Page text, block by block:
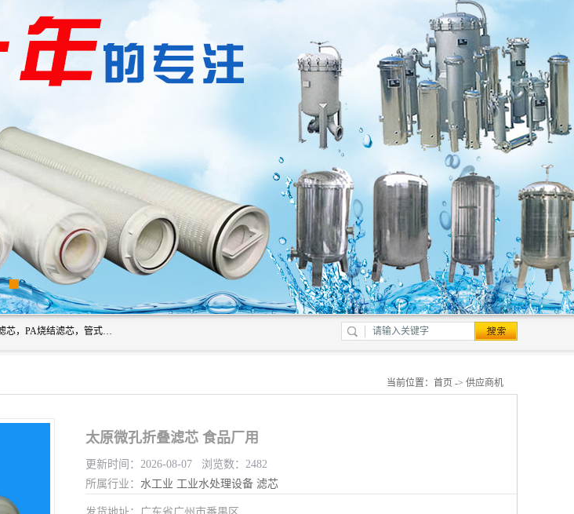
广州滤源过滤器材有限公司主营经营产品有：PTFE烧结滤芯、PE滤芯，烧结滤芯，PE烧结滤芯，PA烧结滤芯，管式膜支撑管，真空上料机滤芯，粉末烧结滤芯，止溢滤芯，吸头滤芯，湿化瓶滤芯、不锈钢烧结滤芯等。公司现拥有一批精干的管理人员和一支高素质的技术队伍，舒适优雅的办公环境和拥有全新现代化标准厂房。
当前位置： 首页 -> 供应商机
太原微孔折叠滤芯 食品厂用
更新时间：2026-08-07 浏览数：2482
所属行业： 水工业 工业水处理设备 滤芯